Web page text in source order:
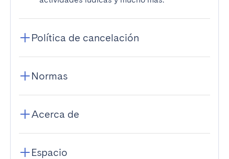
Política de cancelación
Normas
Acerca de
Espacio